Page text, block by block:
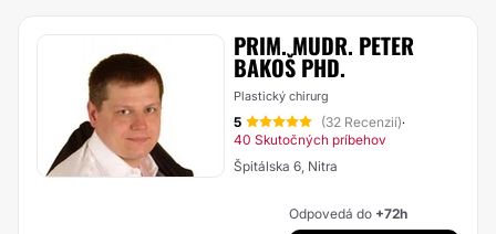
PRIM. MUDR. PETER
BAKOŠ PHD.
Plastický chirurg
5 (32 Recenzií)·
40 Skutočných príbehov
Špitálska 6, Nitra
Odpovedá do +72h